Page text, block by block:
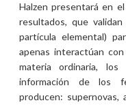
Halzen presentará en
resultados, que
partícula elemental)
apenas interactúan
materia ordinaria, los
información de los
producen: